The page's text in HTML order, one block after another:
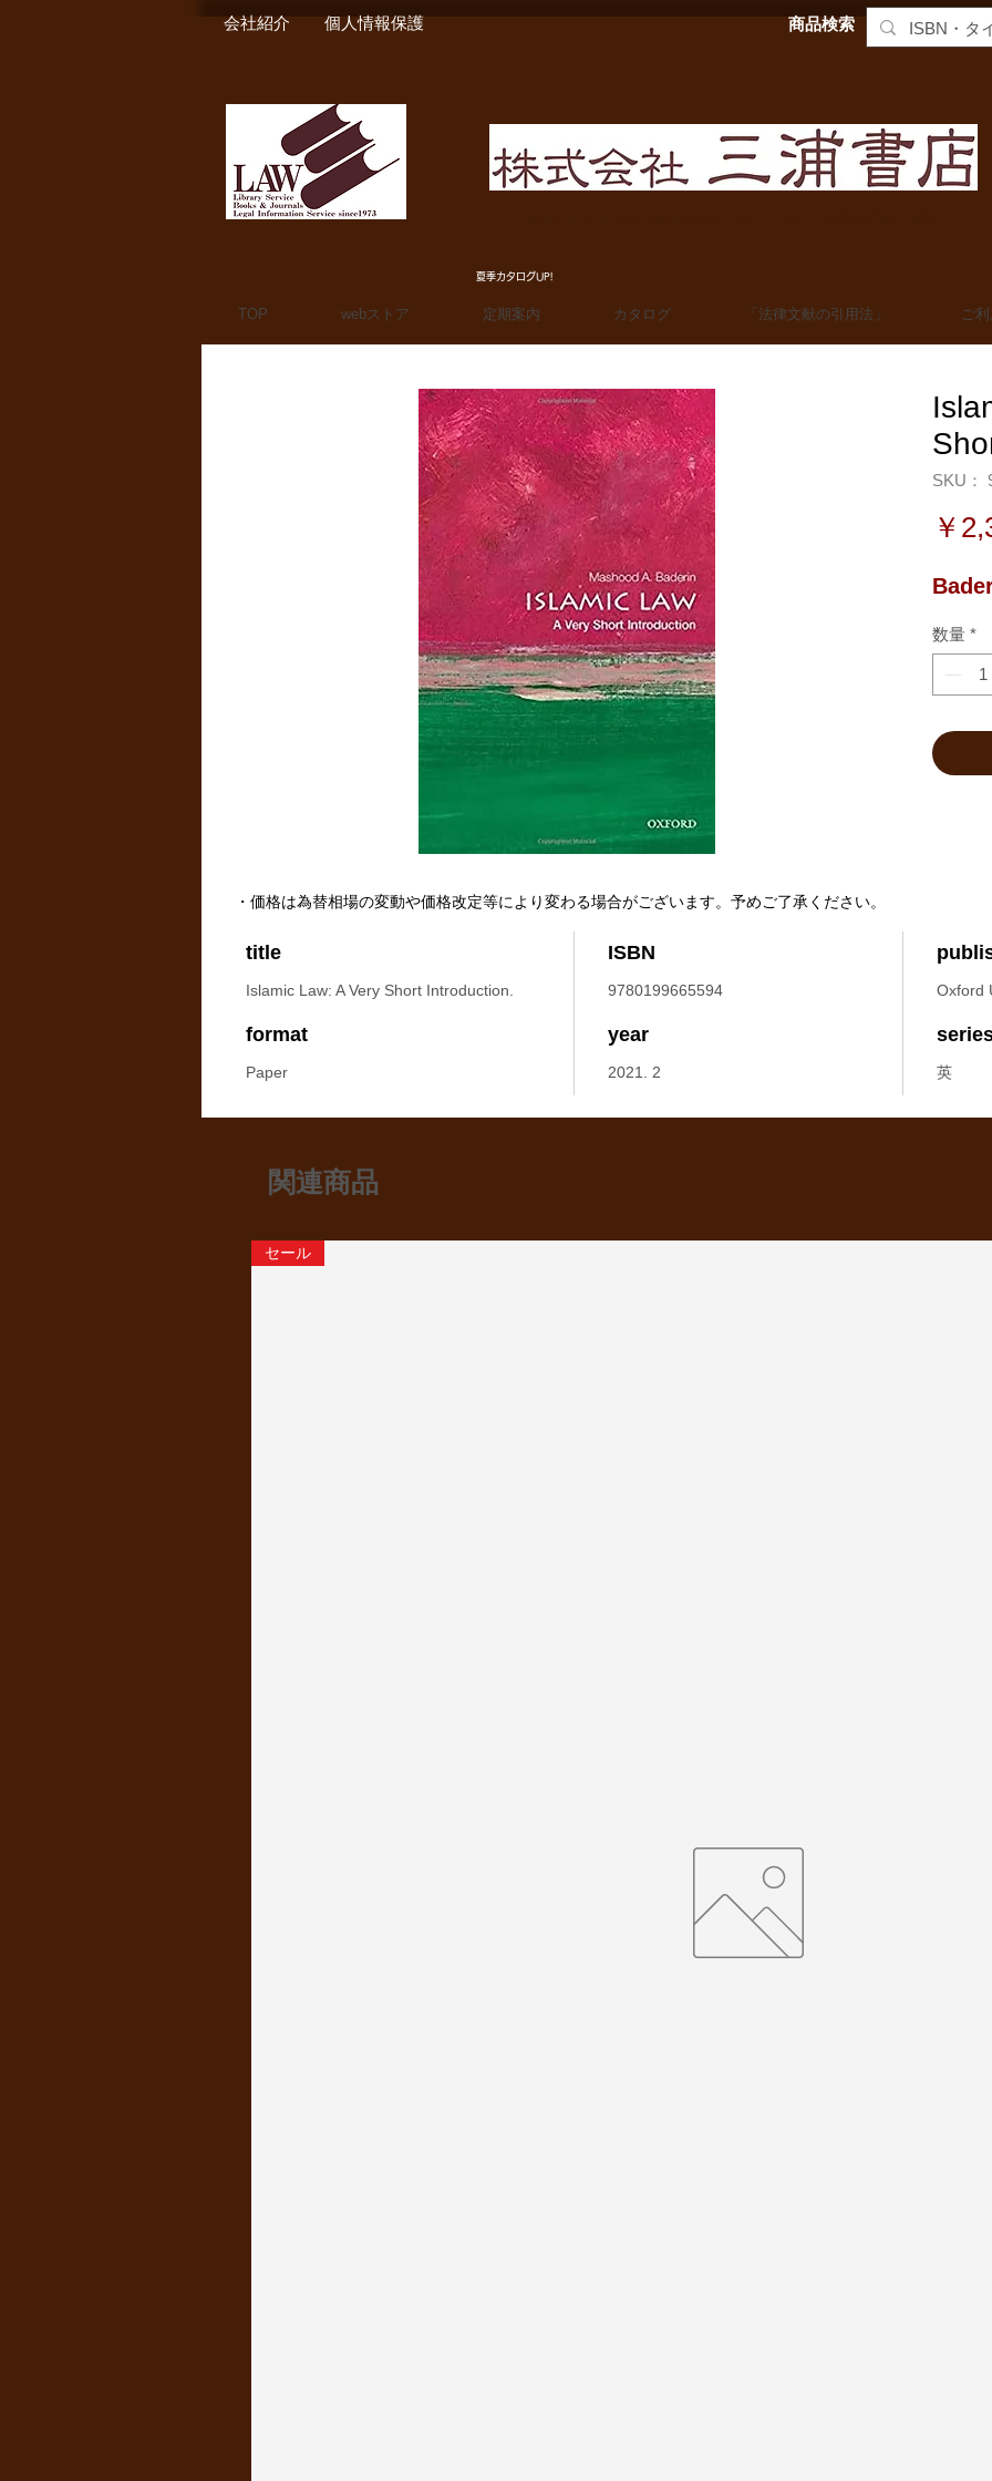
会社紹介 個人情報保護 商品検索
夏季カタログUP!
TOP webストア 定期案内 カタログ 「法律文献の引用法」 ご
SKU：
￥
数量 *
title
Islamic Law: A Very Short Introduction.
ISBN
9780199665594 Oxford
format
Paper
year
2021. 2 英
・価格は為替相場の変動や価格改定等により変わる場合がございます。予めご了承ください。
関連商品
セール